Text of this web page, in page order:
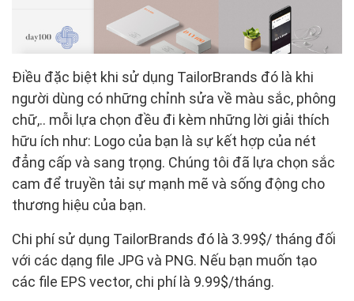
Điều đặc biệt khi sử dụng TailorBrands đó là khi
người dùng có những chỉnh sửa về màu sắc, phông
chữ,.. mỗi lựa chọn đều đi kèm những lời giải thích
hữu ích như: Logo của bạn là sự kết hợp của nét
đẳng cấp và sang trọng. Chúng tôi đã lựa chọn sắc
cam để truyền tải sự mạnh mẽ và sống động cho
thương hiệu của bạn.
Chi phí sử dụng TailorBrands đó là 3.99$/ tháng đối
với các dạng file JPG và PNG. Nếu bạn muốn tạo
các file EPS vector, chi phí là 9.99$/tháng.